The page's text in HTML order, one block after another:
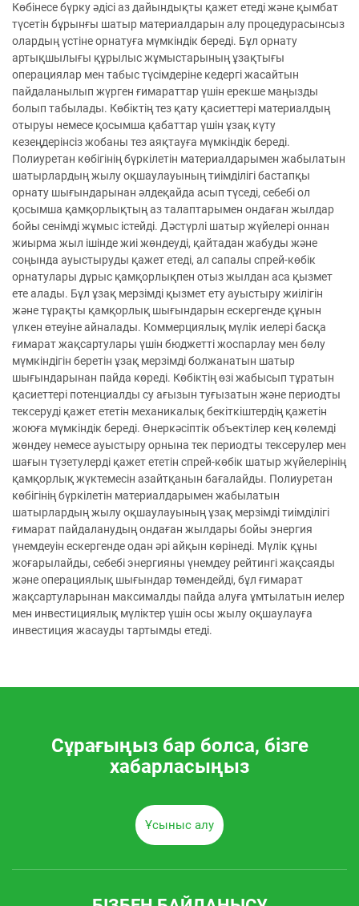
Көбінесе бүрку әдісі аз дайындықты қажет етеді және қымбат
түсетін бұрынғы шатыр материалдарын алу процедурасынсыз
олардың үстіне орнатуға мүмкіндік береді. Бұл орнату
артықшылығы құрылыс жұмыстарының ұзақтығы
операциялар мен табыс түсімдеріне кедергі жасайтын
пайдаланылып жүрген ғимараттар үшін ерекше маңызды
болып табылады. Көбіктің тез қату қасиеттері материалдың
отыруы немесе қосымша қабаттар үшін ұзақ күту
кезеңдерінсіз жобаны тез аяқтауға мүмкіндік береді.
Полиуретан көбігінің бүркілетін материалдарымен жабылатын
шатырлардың жылу оқшаулауының тиімділігі бастапқы
орнату шығындарынан әлдеқайда асып түседі, себебі ол
қосымша қамқорлықтың аз талаптарымен ондаған жылдар
бойы сенімді жұмыс істейді. Дәстүрлі шатыр жүйелері оннан
жиырма жыл ішінде жиі жөндеуді, қайтадан жабуды және
соңында ауыстыруды қажет етеді, ал сапалы спрей-көбік
орнатулары дұрыс қамқорлықпен отыз жылдан аса қызмет
ете алады. Бұл ұзақ мерзімді қызмет ету ауыстыру жиілігін
және тұрақты қамқорлық шығындарын ескергенде құнын
үлкен өтеуіне айналады. Коммерциялық мүлік иелері басқа
ғимарат жақсартулары үшін бюджетті жоспарлау мен бөлу
мүмкіндігін беретін ұзақ мерзімді болжанатын шатыр
шығындарынан пайда көреді. Көбіктің өзі жабысып тұратын
қасиеттері потенциалды су ағызын туғызатын және периодты
тексеруді қажет ететін механикалық бекіткіштердің қажетін
жоюға мүмкіндік береді. Өнеркәсіптік объектілер кең көлемді
жөндеу немесе ауыстыру орнына тек периодты тексерулер мен
шағын түзетулерді қажет ететін спрей-көбік шатыр жүйелерінің
қамқорлық жүктемесін азайтқанын бағалайды. Полиуретан
көбігінің бүркілетін материалдарымен жабылатын
шатырлардың жылу оқшаулауының ұзақ мерзімді тиімділігі
ғимарат пайдаланудың ондаған жылдары бойы энергия
үнемдеуін ескергенде одан әрі айқын көрінеді. Мүлік құны
жоғарылайды, себебі энергияны үнемдеу рейтингі жақсаяды
және операциялық шығындар төмендейді, бұл ғимарат
жақсартуларынан максималды пайда алуға ұмтылатын иелер
мен инвестициялық мүліктер үшін осы жылу оқшаулауға
инвестиция жасауды тартымды етеді.
Сұрағыңыз бар болса, бізге
хабарласыңыз
Ұсыныс алу